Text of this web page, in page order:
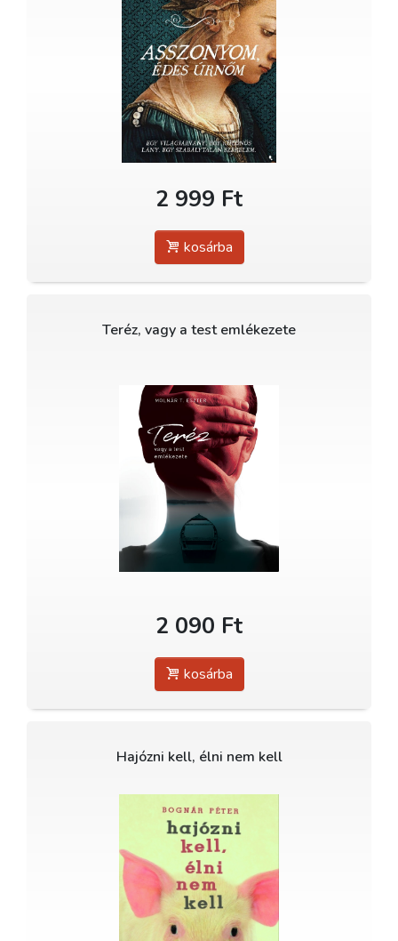
2 999 Ft
kosárba
Teréz, vagy a test emlékezete
2 090 Ft
kosárba
Hajózni kell, élni nem kell